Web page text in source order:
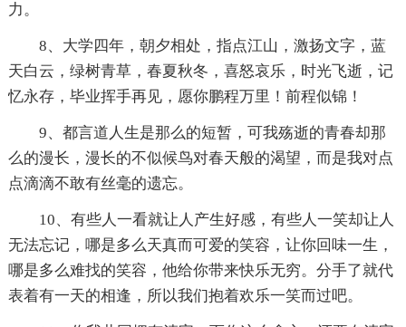
力。
8、大学四年，朝夕相处，指点江山，激扬文字，蓝
天白云，绿树青草，春夏秋冬，喜怒哀乐，时光飞逝，记
忆永存，毕业挥手再见，愿你鹏程万里！前程似锦！
9、都言道人生是那么的短暂，可我殇逝的青春却那
么的漫长，漫长的不似候鸟对春天般的渴望，而是我对点
点滴滴不敢有丝毫的遗忘。
10、有些人一看就让人产生好感，有些人一笑却让人
无法忘记，哪是多么天真而可爱的笑容，让你回味一生，
哪是多么难找的笑容，他给你带来快乐无穷。分手了就代
表着有一天的相逢，所以我们抱着欢乐一笑而过吧。